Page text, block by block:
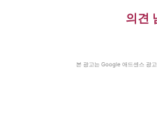
의견
본 광고는 Google 애드센스 광